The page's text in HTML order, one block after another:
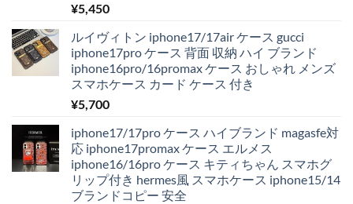
¥5,450
ルイヴィトン iphone17/17air ケース gucci
iphone17pro ケース 背面 収納 ハイ ブランド
iphone16pro/16promax ケース おしゃれ メンズ
スマホケース カード ケース 付き
¥5,700
iphone17/17pro ケース ハイブランド magasfe対
応 iphone17promax ケース エルメス
iphone16/16pro ケース キティちゃん スマホグ
リップ付き hermes風 スマホケース iphone15/14
ブランドコピー 安全